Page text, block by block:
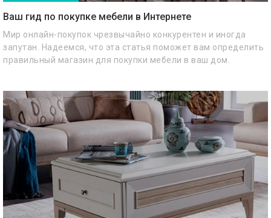
Ваш гид по покупке мебели в Интернете
Мир онлайн-покупок чрезвычайно конкурентен и иногда
запутан. Надеемся, что эта статья поможет вам определить
правильный магазин для покупки мебели в ваш дом.